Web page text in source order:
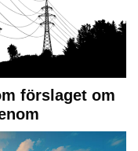
förslaget om